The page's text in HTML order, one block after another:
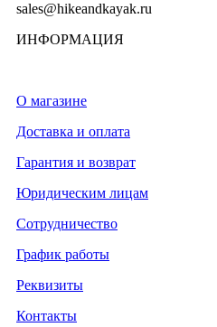
sales@hikeandkayak.ru
ИНФОРМАЦИЯ
О магазине
Доставка и оплата
Гарантия и возврат
Юридическим лицам
Сотрудничество
График работы
Реквизиты
Контакты